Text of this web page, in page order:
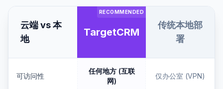
云端 vs 本
地
RECOMMENDED
TargetCRM
传统本地部
署
可访问性
任何地方 (互联
网)
仅办公室 (VPN)